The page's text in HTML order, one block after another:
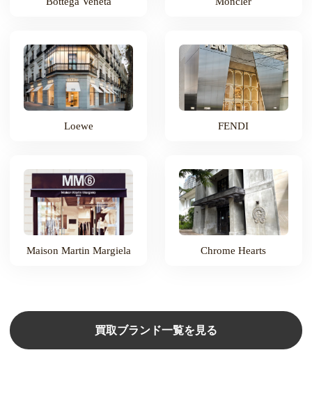
Loewe FENDI
Maison Martin Margiela Chrome Hearts
買取ブランド一覧を見る